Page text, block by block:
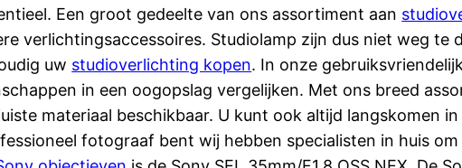
Een groot gedeelte van ons assortiment aan
verlichtingsaccessoires. Studiolamp zijn dus niet weg te
uw studioverlichting kopen. In onze
in een oogopslag vergelijken. Met ons breed
materiaal beschikbaar. U kunt ook altijd langskomen
fotograaf bent wij hebben specialisten in huis